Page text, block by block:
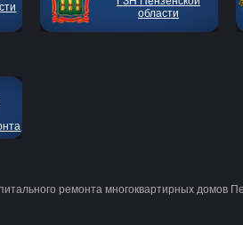
области
ремонта многоквартирных домов